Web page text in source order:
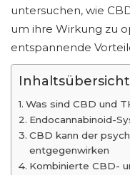
untersuchen, wie
um ihre Wirkung zu
entspannende
Inhaltsübersicht
Was sind CBD und
Endocannabinoid-
CBD kann der
entgegenwirken
Kombinierte CBD-